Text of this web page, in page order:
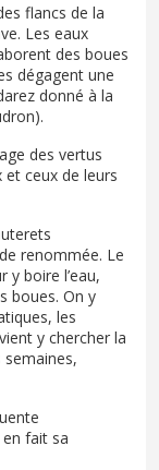
flancs de la
Les eaux
des boues
dégagent une
donné à la
des vertus
ceux de leurs
renommée. Le
boire l’eau,
boues. On y
les
y chercher la
fait sa